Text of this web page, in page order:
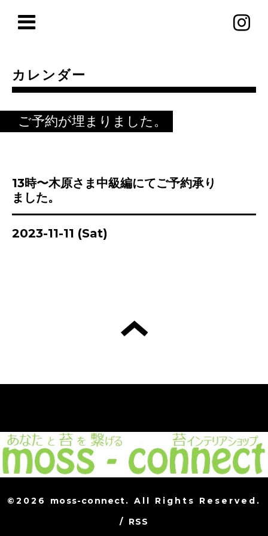
カレンダー
ご予約が埋まりました。
13時〜木原さま中級編にてご予約承り
ました。
2023-11-11 (Sat)
©2026 moss-connect. All Rights Reserved.
/ RSS